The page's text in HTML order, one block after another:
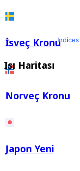
İsveç Kronu
Norveç Kronu
Japon Yeni
Indices
Isı Haritası